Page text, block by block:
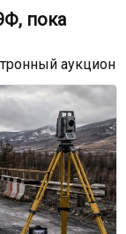
пока
аукцион